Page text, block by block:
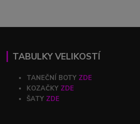
TABULKY VELIKOSTÍ
TANEČNÍ BOTY ZDE
KOZAČKY ZDE
ŠATY ZDE